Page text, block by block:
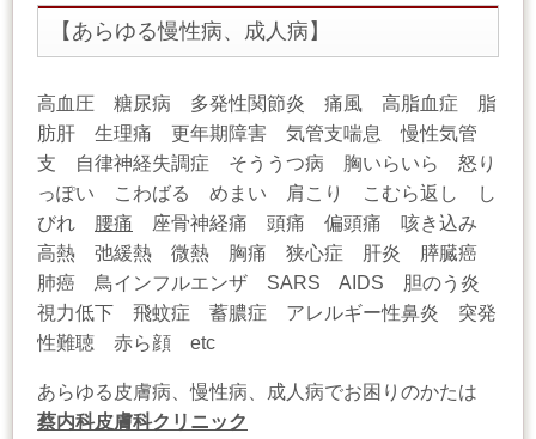
【あらゆる慢性病、成人病】
高血圧 糖尿病 多発性関節炎 痛風 高脂血症 脂
肪肝 生理痛 更年期障害 気管支喘息 慢性気管
支 自律神経失調症 そううつ病 胸いらいら 怒り
っぽい こわばる めまい 肩こり こむら返し し
びれ
腰痛 座骨神経痛 頭痛 偏頭痛 咳き込み
高熱 弛緩熱 微熱 胸痛 狭心症 肝炎 膵臓癌
肺癌 鳥インフルエンザ SARS AIDS 胆のう炎
視力低下 飛蚊症 蓄膿症 アレルギー性鼻炎 突発
性難聴 赤ら顔 etc
あらゆる皮膚病、慢性病、成人病でお困りのかたは
蔡内科皮膚科クリニック